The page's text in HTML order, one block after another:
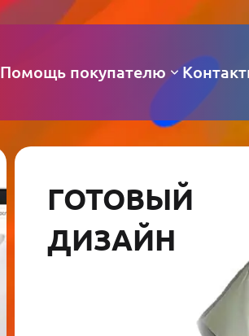
Помощь покупателю
ГОТОВЫЙ
ДИЗАЙН